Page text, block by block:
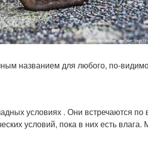
названием для любого, по-
условиях . Они встречаются по
условий, пока в них есть